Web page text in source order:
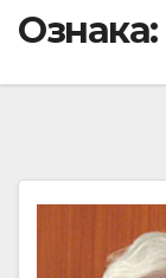
Ознака: